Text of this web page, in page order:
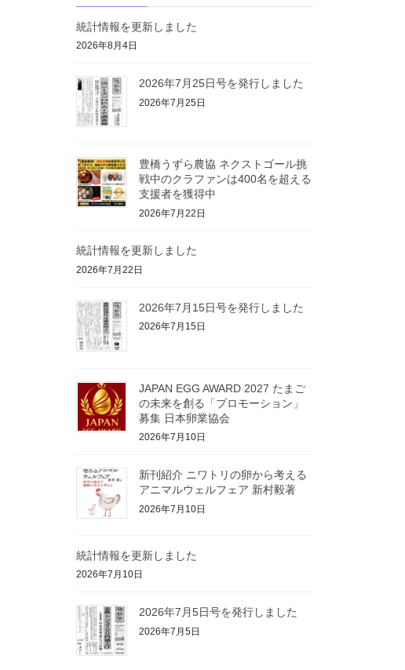
統計情報を更新しました
2026年8月4日
2026年7月25日号を発行しました
2026年7月25日
豊橋うずら農協 ネクストゴール挑
戦中のクラファンは400名を超える
支援者を獲得中
2026年7月22日
統計情報を更新しました
2026年7月22日
2026年7月15日号を発行しました
2026年7月15日
JAPAN EGG AWARD 2027 たまご
の未来を創る「プロモーション」
募集 日本卵業協会
2026年7月10日
新刊紹介 ニワトリの卵から考える
アニマルウェルフェア 新村毅著
2026年7月10日
統計情報を更新しました
2026年7月10日
2026年7月5日号を発行しました
2026年7月5日